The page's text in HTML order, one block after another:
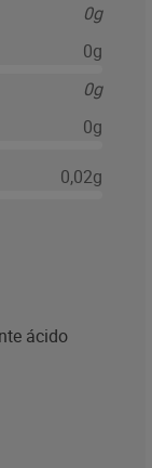
0g
0g
0g
0g
0,02g
ácido